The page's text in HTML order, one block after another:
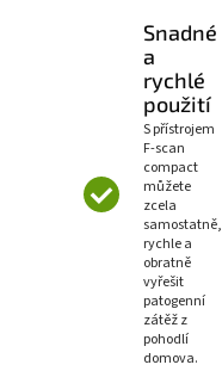
Snadné
a
rychlé
použití
S přístrojem
F-scan
compact
můžete
zcela
samostatně,
rychle a
obratně
vyřešit
patogenní
zátěž z
pohodlí
domova.